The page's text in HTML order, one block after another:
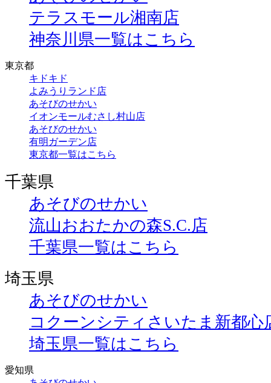
テラスモール湘南店
神奈川県一覧はこちら
東京都
キドキド
よみうりランド店
あそびのせかい
イオンモールむさし村山店
あそびのせかい
有明ガーデン店
東京都一覧はこちら
千葉県
あそびのせかい
流山おおたかの森S.C.店
千葉県一覧はこちら
埼玉県
あそびのせかい
コクーンシティさいたま新都心
埼玉県一覧はこちら
愛知県